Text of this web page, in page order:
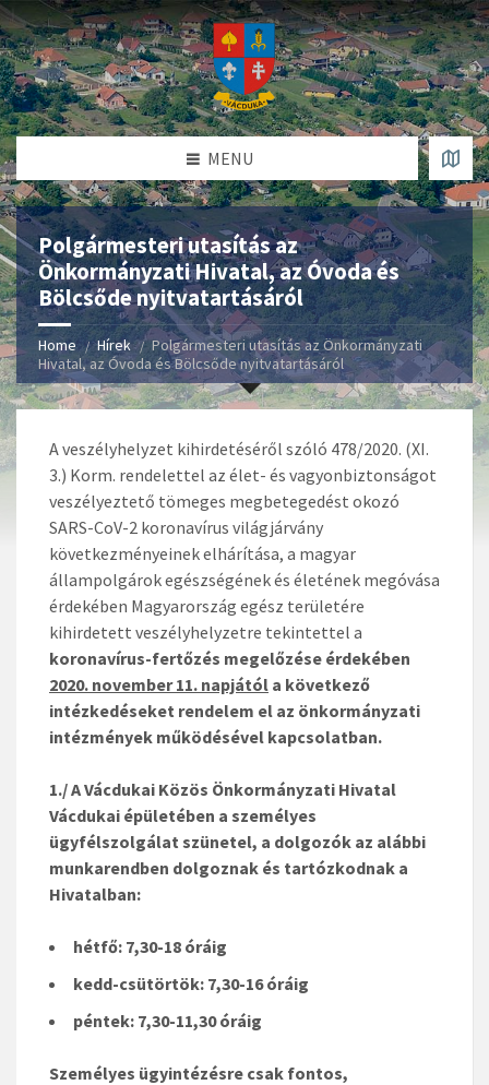
MENU
Polgármesteri utasítás az
Önkormányzati Hivatal, az Óvoda és
Bölcsőde nyitvatartásáról
Home Hírek
Polgármesteri utasítás az Önkormányzati
Hivatal, az Óvoda és Bölcsőde nyitvatartásáról
A veszélyhelyzet kihirdetéséről szóló 478/2020. (XI.
3.) Korm. rendelettel az élet- és vagyonbiztonságot
veszélyeztető tömeges megbetegedést okozó
SARS-CoV-2 koronavírus világjárvány
következményeinek elhárítása, a magyar
állampolgárok egészségének és életének megóvása
érdekében Magyarország egész területére
kihirdetett veszélyhelyzetre tekintettel a
koronavírus-fertőzés megelőzése érdekében
2020. november 11. napjától a következő
intézkedéseket rendelem el az önkormányzati
intézmények működésével kapcsolatban.
1./ A Vácdukai Közös Önkormányzati Hivatal
Vácdukai épületében a személyes
ügyfélszolgálat szünetel, a dolgozók az alábbi
munkarendben dolgoznak és tartózkodnak a
Hivatalban:
hétfő: 7,30-18 óráig
kedd-csütörtök: 7,30-16 óráig
péntek: 7,30-11,30 óráig
Személyes ügyintézésre csak fontos,